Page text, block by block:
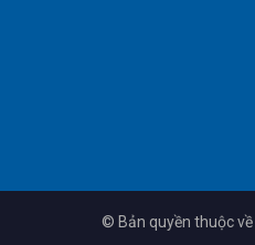
© Bản quyền thuộc về